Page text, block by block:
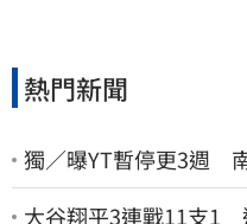
熱門新聞
獨／曝YT暫停更3週
大谷翔平3連戰11支1